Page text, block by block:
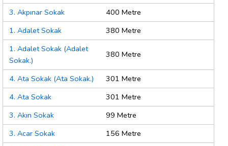
3. Akpınar Sokak
400 Metre
1. Adalet Sokak
380 Metre
1. Adalet Sokak (Adalet
Sokak.)
380 Metre
4. Ata Sokak (Ata Sokak.)
301 Metre
4. Ata Sokak
301 Metre
3. Akın Sokak
99 Metre
3. Acar Sokak
156 Metre